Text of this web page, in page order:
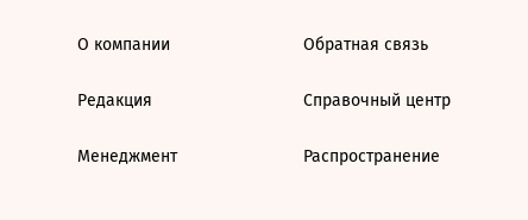
О компании
Редакция
Менеджмент
Обратная связь
Справочный центр
Распространение